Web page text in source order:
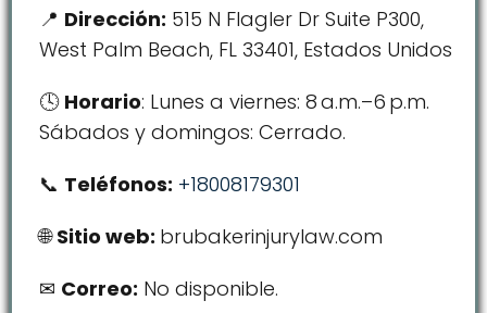
Dirección: 515 N Flagler Dr Suite P300,
West Palm Beach, FL 33401, Estados Unidos
Horario: Lunes a viernes: 8 a.m.–6 p.m.
Sábados y domingos: Cerrado.
Teléfonos: +18008179301
Sitio web: brubakerinjurylaw.com
Correo: No disponible.